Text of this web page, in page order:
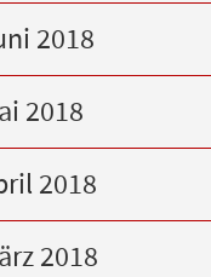
2018
2018
2018
2018